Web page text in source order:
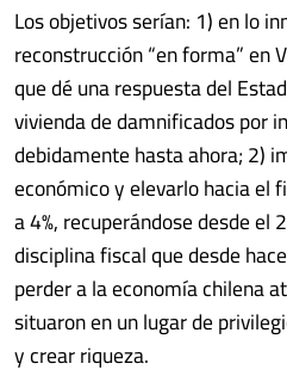
Los objetivos serían: 1) en lo
reconstrucción “en forma” en
que dé una respuesta del
vivienda de damnificados por
debidamente hasta ahora; 2)
económico y elevarlo hacia el
a 4%, recuperándose desde el
disciplina fiscal que desde
perder a la economía chilena
situaron en un lugar de
y crear riqueza.